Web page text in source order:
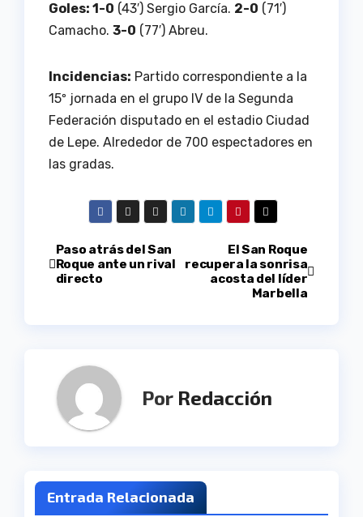
Goles: 1-0 (43′) Sergio García. 2-0 (71′)
Camacho. 3-0 (77′) Abreu.
Incidencias: Partido correspondiente a la
15º jornada en el grupo IV de la Segunda
Federación disputado en el estadio Ciudad
de Lepe. Alrededor de 700 espectadores en
las gradas.
Navegación
de
El San Roque
recupera la sonrisa
acosta del líder
Marbella
Paso atrás del San
Roque ante un rival
directo
Por Redacción
Entrada Relacionada